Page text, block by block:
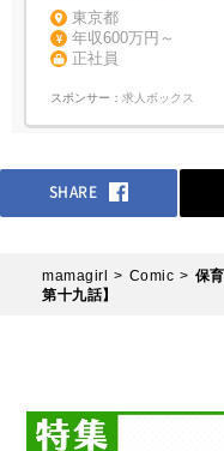
東京都
年収600万円～
正社員
スポンサー： 求人ボックス
SHARE
mamagirl Comic
保
第十九話】